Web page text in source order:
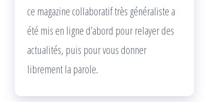
ce magazine collaboratif très généraliste a
été mis en ligne d’abord pour relayer des
actualités, puis pour vous donner
librement la parole.